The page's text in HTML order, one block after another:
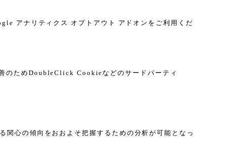
アナリティクス オプトアウト アドオンをご利用くだ
のためDoubleClick Cookieなどのサードパーティ
心の傾向をおおよそ把握するための分析が可能となっ